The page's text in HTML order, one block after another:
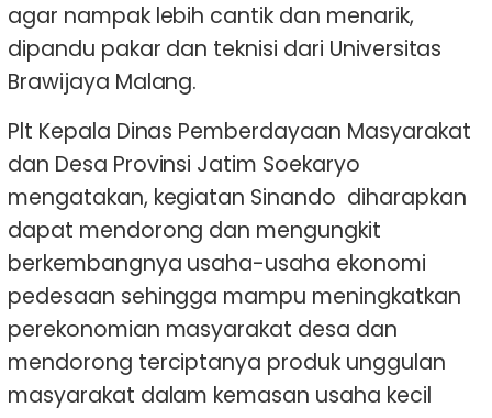
agar nampak lebih cantik dan menarik,
dipandu pakar dan teknisi dari Universitas
Brawijaya Malang.
Plt Kepala Dinas Pemberdayaan Masyarakat
dan Desa Provinsi Jatim Soekaryo
mengatakan, kegiatan Sinando diharapkan
dapat mendorong dan mengungkit
berkembangnya usaha-usaha ekonomi
pedesaan sehingga mampu meningkatkan
perekonomian masyarakat desa dan
mendorong terciptanya produk unggulan
masyarakat dalam kemasan usaha kecil